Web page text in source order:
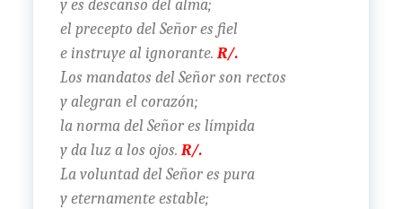
y es descanso del alma;
el precepto del Señor es fiel
e instruye al ignorante. R/.
Los mandatos del Señor son rectos
y alegran el corazón;
la norma del Señor es límpida
y da luz a los ojos. R/.
La voluntad del Señor es pura
y eternamente estable;